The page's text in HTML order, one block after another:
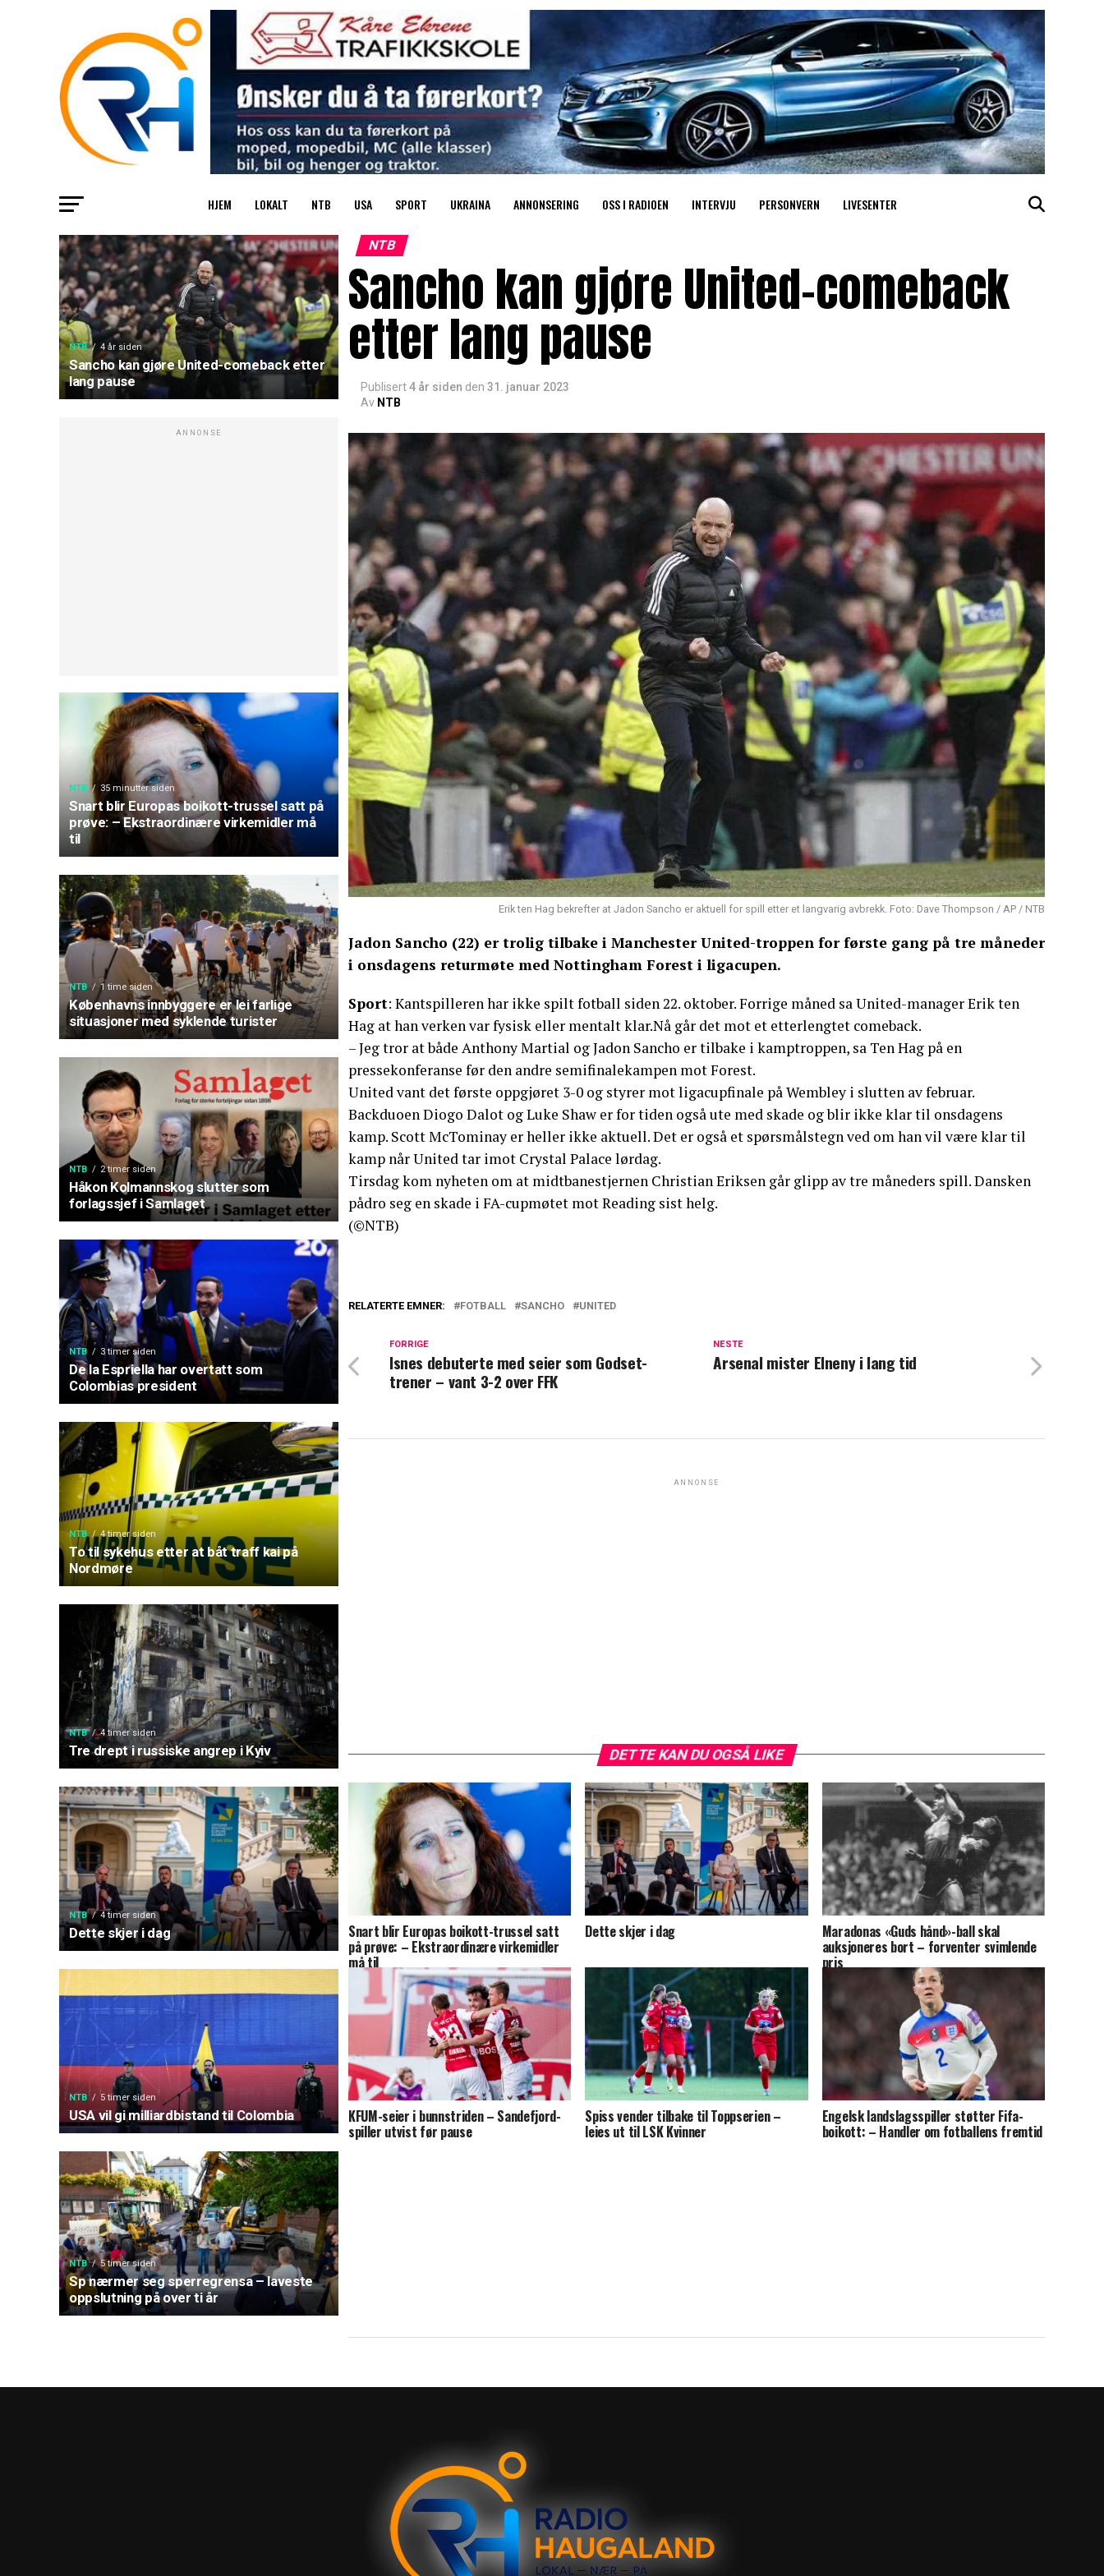
HJEM LOKALT NTB USA SPORT UKRAINA ANNONSERING OSS I RADIOEN INTERVJU PERSONVERN LIVESENTER
NTB 4 år siden
Sancho kan gjøre United-comeback etter
lang pause
ANNONSE
NTB 35 minutter siden
Snart blir Europas boikott-trussel satt på
prøve: – Ekstraordinære virkemidler må
til
NTB 1 time siden
Københavns innbyggere er lei farlige
situasjoner med syklende turister
NTB 2 timer siden
Håkon Kolmannskog slutter som
forlagssjef i Samlaget
NTB 3 timer siden
De la Espriella har overtatt som
Colombias president
NTB 4 timer siden
To til sykehus etter at båt traff kai på
Nordmøre
NTB 4 timer siden
Tre drept i russiske angrep i Kyiv
NTB 4 timer siden
Dette skjer i dag
NTB 5 timer siden
USA vil gi milliardbistand til Colombia
NTB 5 timer siden
Sp nærmer seg sperregrensa – laveste
oppslutning på over ti år
NTB
Sancho kan gjøre United-comeback
etter lang pause
Publisert4 år siden den 31. januar 2023
Av NTB
Erik ten Hag bekrefter at Jadon Sancho er aktuell for spill etter et langvarig avbrekk. Foto: Dave Thompson / AP / NTB
Jadon Sancho (22) er trolig tilbake i Manchester United-troppen for første gang på tre måneder
i onsdagens returmøte med Nottingham Forest i ligacupen.
Sport: Kantspilleren har ikke spilt fotball siden 22. oktober. Forrige måned sa United-manager Erik ten
Hag at han verken var fysisk eller mentalt klar.Nå går det mot et etterlengtet comeback.
– Jeg tror at både Anthony Martial og Jadon Sancho er tilbake i kamptroppen, sa Ten Hag på en
pressekonferanse før den andre semifinalekampen mot Forest.
United vant det første oppgjøret 3-0 og styrer mot ligacupfinale på Wembley i slutten av februar.
Backduoen Diogo Dalot og Luke Shaw er for tiden også ute med skade og blir ikke klar til onsdagens
kamp. Scott McTominay er heller ikke aktuell. Det er også et spørsmålstegn ved om han vil være klar til
kamp når United tar imot Crystal Palace lørdag.
Tirsdag kom nyheten om at midtbanestjernen Christian Eriksen går glipp av tre måneders spill. Dansken
pådro seg en skade i FA-cupmøtet mot Reading sist helg.
(©NTB)
RELATERTE EMNER: FOTBALL SANCHO UNITED
NESTE
Arsenal mister Elneny i lang tid
FORRIGE
Isnes debuterte med seier som Godset-
trener – vant 3-2 over FFK
ANNONSE
DETTE KAN DU OGSÅ LIKE
Snart blir Europas boikott-trussel satt
på prøve: – Ekstraordinære virkemidler
må til
Dette skjer i dag Maradonas «Guds hånd»-ball skal
auksjoneres bort – forventer svimlende
pris
KFUM-seier i bunnstriden – Sandefjord-
spiller utvist før pause
Spiss vender tilbake til Toppserien –
leies ut til LSK Kvinner
Engelsk landslagsspiller støtter Fifa-
boikott: – Handler om fotballens fremtid